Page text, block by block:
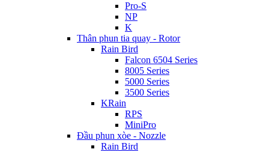
Pro-S
NP
K
Thân phun tia quay - Rotor
Rain Bird
Falcon 6504 Series
8005 Series
5000 Series
3500 Series
KRain
RPS
MiniPro
Đầu phun xòe - Nozzle
Rain Bird